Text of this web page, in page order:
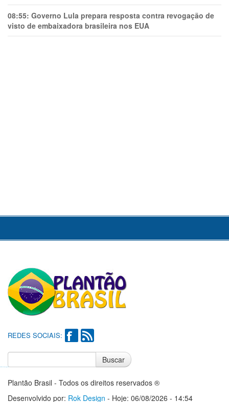
08:55: Governo Lula prepara resposta contra revogação de
visto de embaixadora brasileira nos EUA
REDES SOCIAIS:
Buscar
Plantão Brasil - Todos os direitos reservados ®
Desenvolvido por: Rok Design - Hoje: 06/08/2026 - 14:54